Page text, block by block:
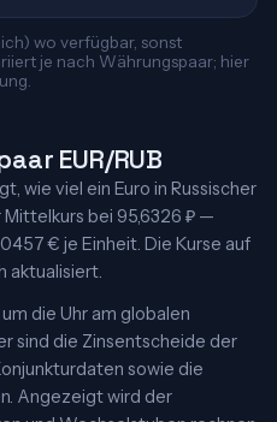
wo verfügbar, sonst
je nach Währungspaar; hier
EUR/RUB
wie viel ein Euro in Russischer
bei 95,6326 ₽ —
€ je Einheit. Die Kurse auf
aktualisiert.
die Uhr am globalen
sind die Zinsentscheide der
sowie die
Angezeigt wird der